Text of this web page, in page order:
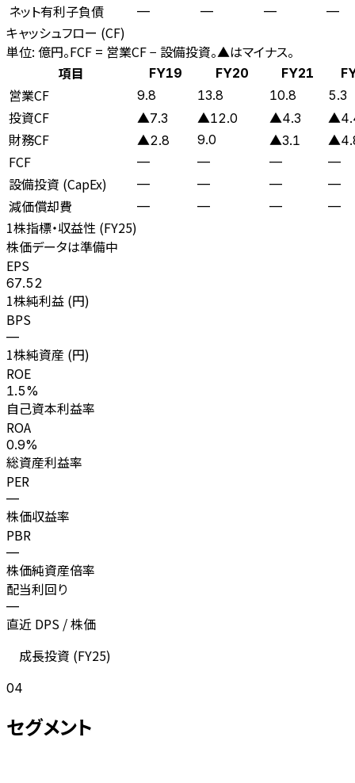
ネット有利子負債 — — — —
キャッシュフロー (CF)
単位: 億円。FCF = 営業CF − 設備投資。▲はマイナス。
項目
FY19 FY20 FY21
営業CF 9.8 13.8 10.8 5.3
投資CF ▲7.3 ▲12.0 ▲4.3
財務CF ▲2.8 9.0 ▲3.1
FCF — — — —
設備投資 (CapEx) — — — —
減価償却費 — — — —
1株指標・収益性 (FY25)
株価データは準備中
EPS
67.52
1株純利益 (円)
BPS
—
1株純資産 (円)
ROE
1.5%
自己資本利益率
ROA
0.9%
総資産利益率
PER
—
株価収益率
PBR
—
株価純資産倍率
配当利回り
—
直近 DPS / 株価
成長投資 (FY25)
04
セグメント